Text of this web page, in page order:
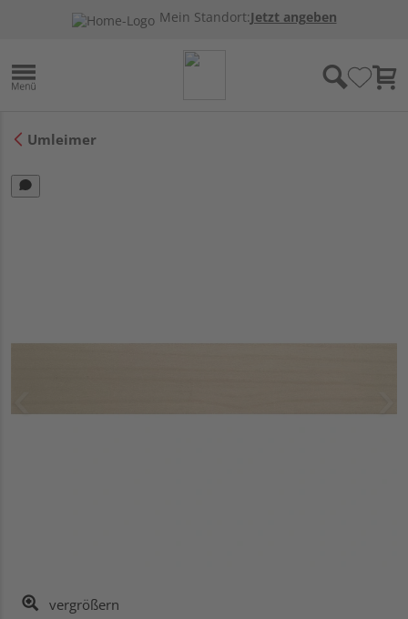
Mein Standort:Jetzt angeben
Umleimer
vergrößern